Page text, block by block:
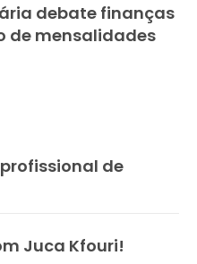
debate finanças
de mensalidades
de
Juca Kfouri!